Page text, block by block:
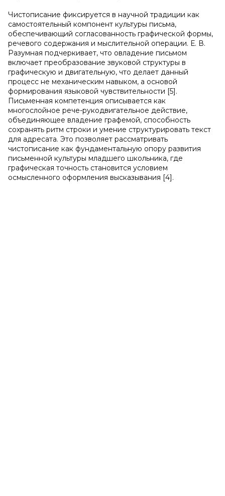
Чистописание фиксируется в научной традиции как
самостоятельный компонент культуры письма,
обеспечивающий согласованность графической формы,
речевого содержания и мыслительной операции. Е. В.
Разумная подчеркивает, что овладение письмом
включает преобразование звуковой структуры в
графическую и двигательную, что делает данный
процесс не механическим навыком, а основой
формирования языковой чувствительности [5].
Письменная компетенция описывается как
многослойное рече-рукодвигательное действие,
объединяющее владение графемой, способность
сохранять ритм строки и умение структурировать текст
для адресата. Это позволяет рассматривать
чистописание как фундаментальную опору развития
письменной культуры младшего школьника, где
графическая точность становится условием
осмысленного оформления высказывания [4].